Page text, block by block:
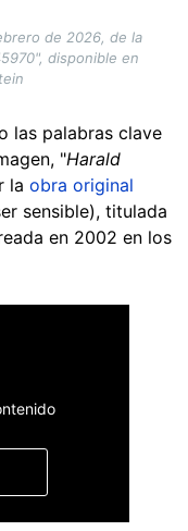
de 2026, de la
disponible en
las palabras clave
"Harald
la obra original
sensible), titulada
en 2002 en los